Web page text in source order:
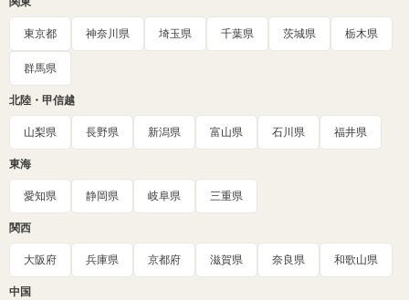
東京都 神奈川県 埼玉県 千葉県 茨城県 栃木県
群馬県
北陸・甲信越
山梨県 長野県 新潟県 富山県 石川県 福井県
東海
愛知県 静岡県 岐阜県 三重県
関西
大阪府 兵庫県 京都府 滋賀県 奈良県 和歌山県
中国